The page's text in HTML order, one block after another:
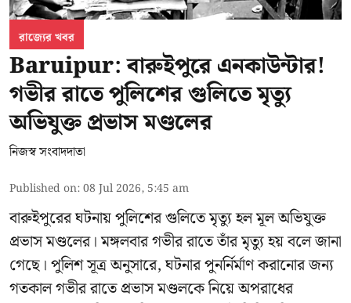
রাজ্যের খবর
Baruipur: বারুইপুরে এনকাউন্টার!
গভীর রাতে পুলিশের গুলিতে মৃত্যু
অভিযুক্ত প্রভাস মণ্ডলের
নিজস্ব সংবাদদাতা
Published on:08 Jul 2026, 5:45 am
বারুইপুরের ঘটনায় পুলিশের গুলিতে মৃত্যু হল মূল অভিযুক্ত
প্রভাস মণ্ডলের। মঙ্গলবার গভীর রাতে তাঁর মৃত্যু হয় বলে জানা
গেছে। পুলিশ সূত্র অনুসারে, ঘটনার পুনর্নির্মাণ করানোর জন্য
গতকাল গভীর রাতে প্রভাস মণ্ডলকে নিয়ে অপরাধের